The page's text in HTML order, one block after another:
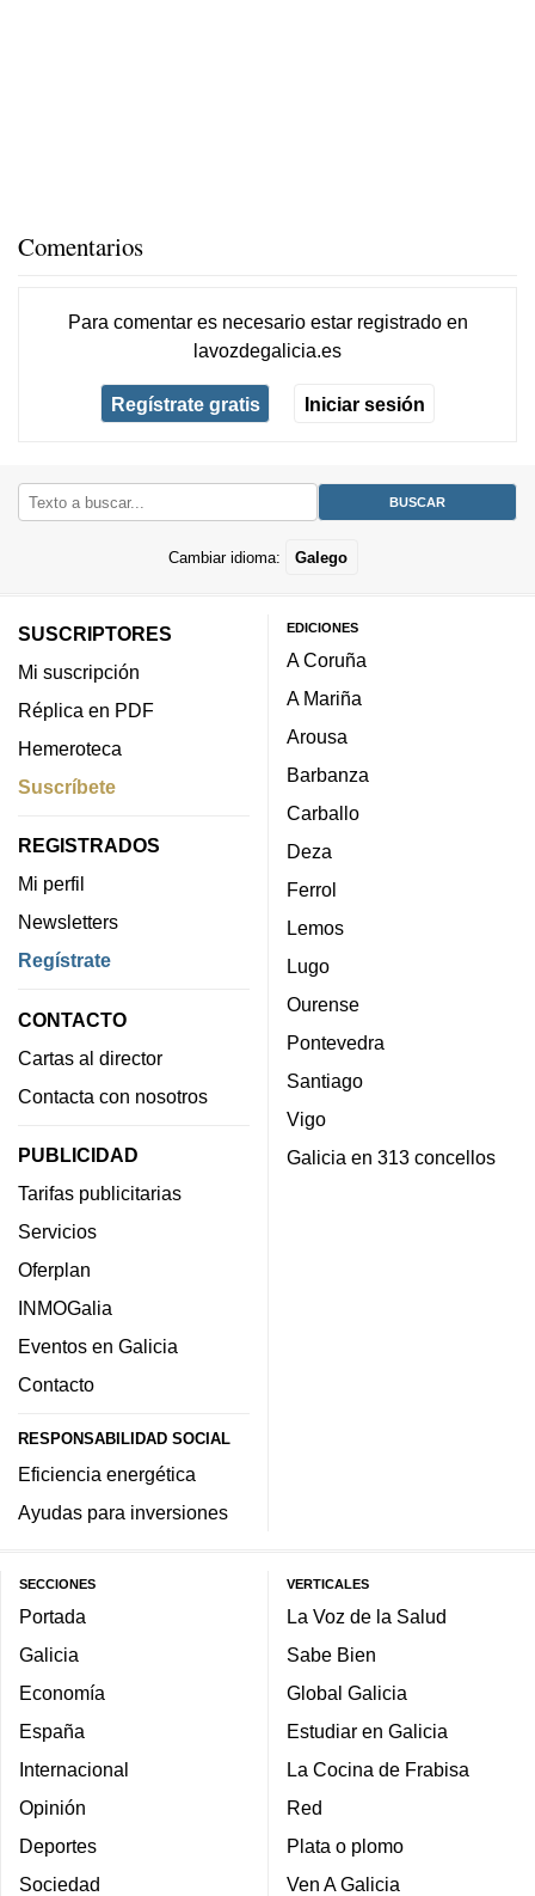
Comentarios
Para comentar es necesario estar registradoen
lavozdegalicia.es
Regístrate gratis Iniciar sesión
Cambiar idioma: Galego
SUSCRIPTORES
Mi suscripción
Réplica en PDF
Hemeroteca
Suscríbete
REGISTRADOS
Mi perfil
Newsletters
Regístrate
CONTACTO
Cartas al director
Contacta con nosotros
PUBLICIDAD
Tarifas publicitarias
Servicios
Oferplan
INMOGalia
Eventos en Galicia
Contacto
RESPONSABILIDAD SOCIAL
Eficiencia energética
Ayudas para inversiones
EDICIONES
A Coruña
A Mariña
Arousa
Barbanza
Carballo
Deza
Ferrol
Lemos
Lugo
Ourense
Pontevedra
Santiago
Vigo
Galicia en 313 concellos
SECCIONES
Portada
Galicia
Economía
España
Internacional
Opinión
Deportes
Sociedad
VERTICALES
La Voz de la Salud
Sabe Bien
Global Galicia
Estudiar en Galicia
La Cocina de Frabisa
Red
Plata o plomo
Ven A Galicia